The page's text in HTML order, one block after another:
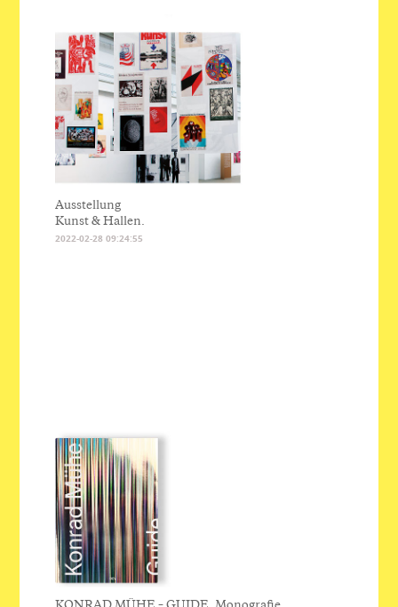
Ausstellung
Kunst & Hallen.
2022-02-28 09:24:55